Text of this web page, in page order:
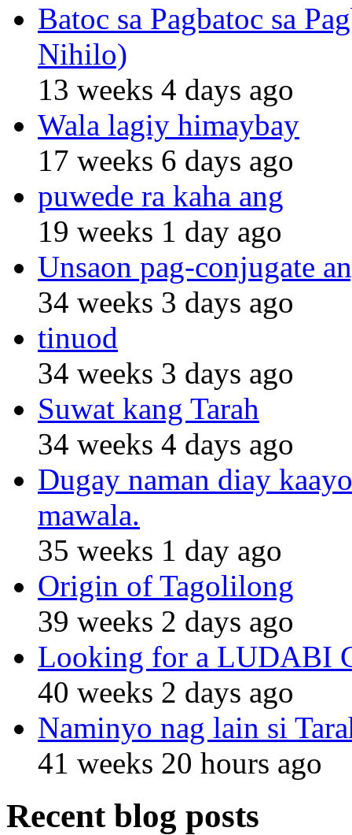
Batoc sa Pagbatoc sa
Nihilo)
13 weeks 4 days ago
Wala lagiy himaybay
17 weeks 6 days ago
puwede ra kaha ang
19 weeks 1 day ago
Unsaon pag-conjugate
34 weeks 3 days ago
tinuod
34 weeks 3 days ago
Suwat kang Tarah
34 weeks 4 days ago
Dugay naman diay
mawala.
35 weeks 1 day ago
Origin of Tagolilong
39 weeks 2 days ago
Looking for a LUDABI
40 weeks 2 days ago
Naminyo nag lain si
41 weeks 20 hours ago
Recent blog posts